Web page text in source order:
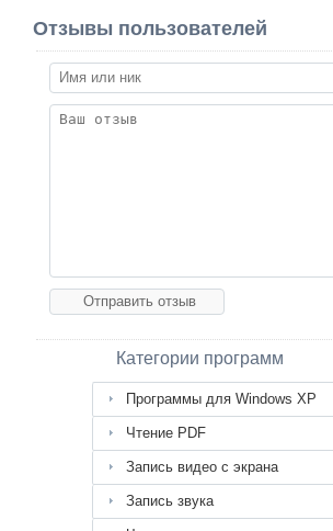
Отзывы пользователей
Категории программ
Программы для Windows XP
Чтение PDF
Запись видео с экрана
Запись звука